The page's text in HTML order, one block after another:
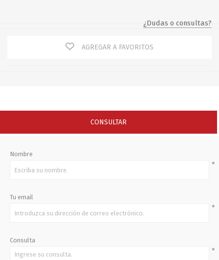
¿Dudas o consultas?
AGREGAR A FAVORITOS
CONSULTAR
Nombre
*
Tu email
*
Consulta
*